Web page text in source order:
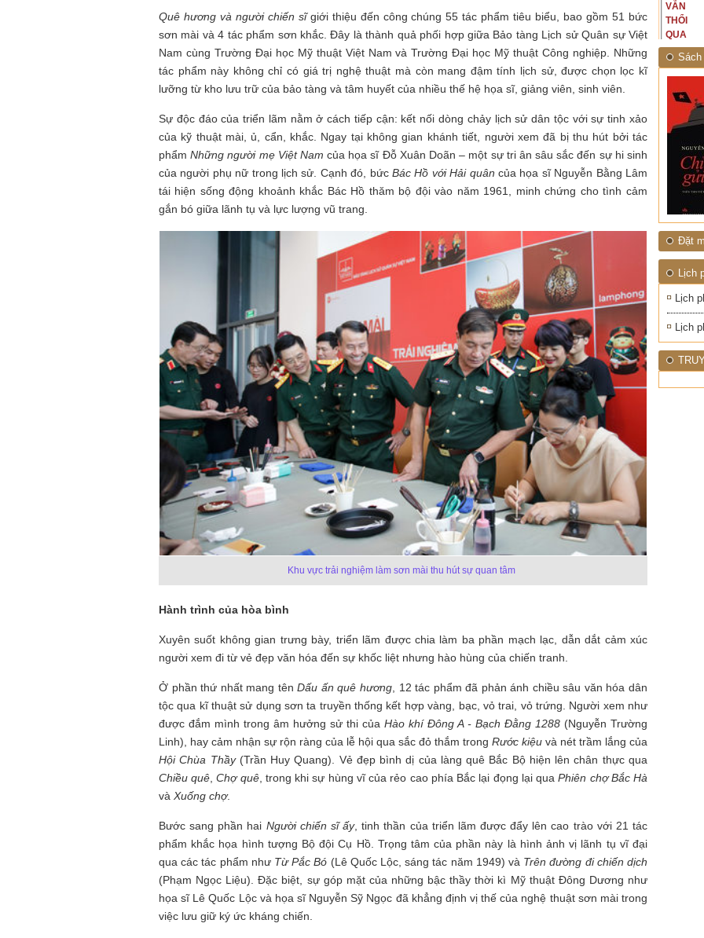
Quê hương và người chiến sĩgiới thiệu đến công chúng 55 tác phẩm tiêu biểu, bao gồm 51 bức
sơn mài và 4 tác phẩm sơn khắc. Đây là thành quả phối hợp giữa Bảo tàng Lịch sử Quân sự Việt
Nam cùng Trường Đại học Mỹ thuật Việt Nam và Trường Đại học Mỹ thuật Công nghiệp. Những
tác phẩm này không chỉ có giá trị nghệ thuật mà còn mang đậm tính lịch sử, được chọn lọc kĩ
lưỡng từ kho lưu trữ của bảo tàng và tâm huyết của nhiều thế hệ họa sĩ, giảng viên, sinh viên.
Sự độc đáo của triển lãm nằm ở cách tiếp cận: kết nối dòng chảy lịch sử dân tộc với sự tinh xảo
của kỹ thuật mài, ủ, cẩn, khắc. Ngay tại không gian khánh tiết, người xem đã bị thu hút bởi tác
phẩmNhững người mẹ Việt Nam của họa sĩ Đỗ Xuân Doãn – một sự tri ân sâu sắc đến sự hi sinh
của người phụ nữ trong lịch sử. Cạnh đó, bức Bác Hồ với Hải quân của họa sĩ Nguyễn Bằng Lâm
tái hiện sống động khoảnh khắc Bác Hồ thăm bộ đội vào năm 1961, minh chứng cho tình cảm
gắn bó giữa lãnh tụ và lực lượng vũ trang.
Khu vực trải nghiệm làm sơn mài thu hút sự quan tâm
Hành trình của hòa bình
Xuyên suốt không gian trưng bày, triển lãm được chia làm ba phần mạch lạc, dẫn dắt cảm xúc
người xem đi từ vẻ đẹp văn hóa đến sự khốc liệt nhưng hào hùng của chiến tranh.
Ở phần thứ nhất mang tênDấu ấn quê hương, 12 tác phẩm đã phản ánh chiều sâu văn hóa dân
tộc qua kĩ thuật sử dụng sơn ta truyền thống kết hợp vàng, bạc, vỏ trai, vỏ trứng. Người xem như
được đắm mình trong âm hưởng sử thi của Hào khí Đông A - Bạch Đằng 1288 (Nguyễn Trường
Linh), hay cảm nhận sự rộn ràng của lễ hội qua sắc đỏ thắm trong Rước kiệu và nét trầm lắng của
Hội Chùa Thầy(Trần Huy Quang). Vẻ đẹp bình dị của làng quê Bắc Bộ hiện lên chân thực qua
Chiều quê Chợ quê, trong khi sự hùng vĩ của rẻo cao phía Bắc lại đọng lại quaPhiên chợ Bắc Hà
và Xuống chợ.
Bước sang phần hai Người chiến sĩ ấy, tinh thần của triển lãm được đẩy lên cao trào với 21 tác
phẩm khắc họa hình tượng Bộ đội Cụ Hồ. Trọng tâm của phần này là hình ảnh vị lãnh tụ vĩ đại
qua các tác phẩm như Từ Pắc Bó (Lê Quốc Lộc, sáng tác năm 1949) và Trên đường đi chiến dịch
(Phạm Ngọc Liệu). Đặc biệt, sự góp mặt của những bậc thầy thời kì Mỹ thuật Đông Dương như
họa sĩ Lê Quốc Lộc và họa sĩ Nguyễn Sỹ Ngọc đã khẳng định vị thế của nghệ thuật sơn mài trong
việc lưu giữ ký ức kháng chiến.
THÁNG
TÁM
NĂM
VẪN
THỔI
QUA
RỪNG
NHIỆT
ĐỚI"
Đặt
Lịch
Lịch
Lịch